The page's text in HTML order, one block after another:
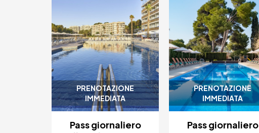
PRENOTAZIONE
IMMEDIATA
Pass giornaliero
PRENOTAZIONE
IMMEDIATA
Pass giornaliero